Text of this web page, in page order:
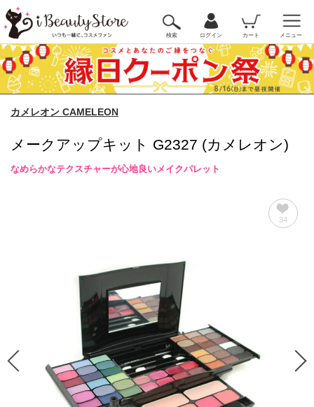
検索 ログイン カート メニュー
カメレオン CAMELEON
メークアップキット G2327 (カメレオン)
なめらかなテクスチャーが心地良いメイクパレット
34